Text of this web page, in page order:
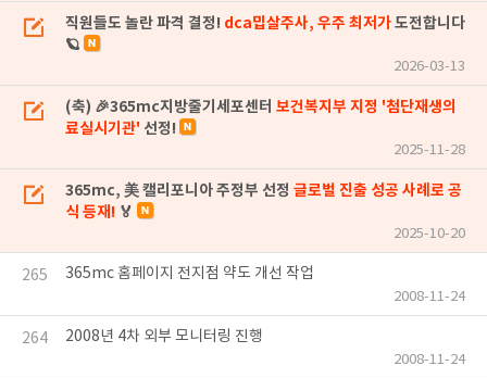
직원들도 놀란 파격 결정! dca밉살주사, 우주 최저가도전합니다
🪐
2026-03-13
(축) 🎉365mc지방줄기세포센터 보건복지부 지정 '첨단재생의
료실시기관' 선정!
2025-11-28
365mc, 美 캘리포니아 주정부 선정 글로벌 진출 성공 사례로 공
식 등재! 🏅
2025-10-20
265 365mc 홈페이지 전지점 약도 개선 작업
2008-11-24
264 2008년 4차 외부 모니터링 진행
2008-11-24